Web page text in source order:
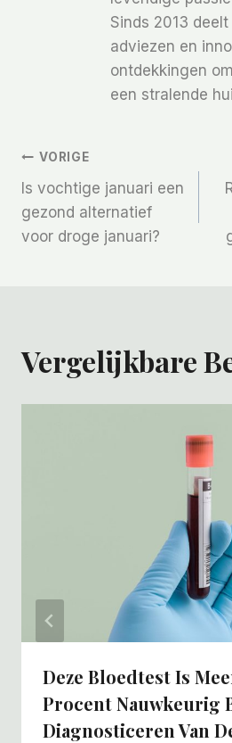
Sinds 2013
adviezen en
ontdekkingen
een stralende
Bericht
Navigatie
VORIGE
Is vochtige januari een
gezond alternatief
voor droge januari?
Vergelijkbare
Deze Bloedtest Is
Procent Nauwkeurig
Diagnosticeren Van